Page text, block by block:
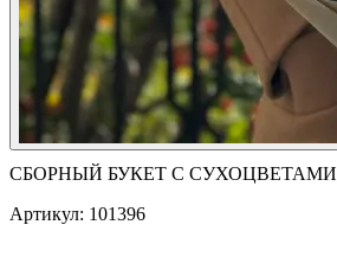
СБОРНЫЙ БУКЕТ С СУХОЦВЕТАМИ
Артикул: 101396